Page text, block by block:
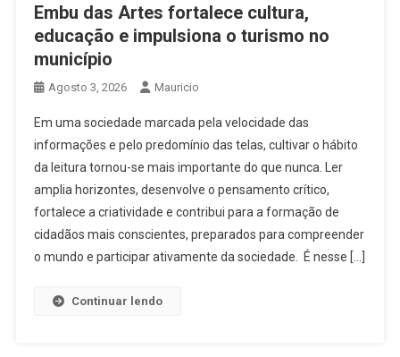
Embu das Artes fortalece cultura,
educação e impulsiona o turismo no
município
Agosto 3, 2026 Mauricio
Em uma sociedade marcada pela velocidade das
informações e pelo predomínio das telas, cultivar o hábito
da leitura tornou-se mais importante do que nunca. Ler
amplia horizontes, desenvolve o pensamento crítico,
fortalece a criatividade e contribui para a formação de
cidadãos mais conscientes, preparados para compreender
o mundo e participar ativamente da sociedade. É nesse […]
Continuar lendo